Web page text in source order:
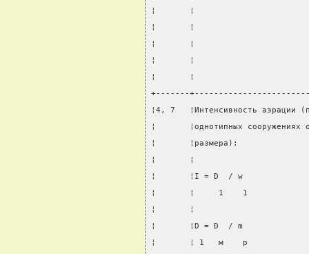
¦       ¦
¦       ¦
¦       ¦
¦       ¦
¦       ¦
+-------
¦4, 7   ¦Интенсивность
¦       ¦однотипных
¦       ¦размера):
¦       ¦
¦       ¦I = D  / w
¦       ¦     1    1
¦       ¦
¦       ¦D = D  / m
¦       ¦ 1   м    р